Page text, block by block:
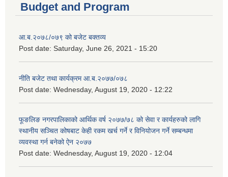
Budget and Program
आ.ब.२०७८/०७९ को बजेट बक्तव्य
Post date: Saturday, June 26, 2021 - 15:20
नीति बजेट तथा कार्यक्रम आ.ब.२०७७/०७८
Post date: Wednesday, August 19, 2020 - 12:22
फूङलिङ नगरपालिकाको आर्थिक वर्ष २०७७/७८ को सेवा र कार्यहरुको लागि
स्थानीय सञ्चित कोषबाट केही रकम खर्च गर्ने र विनियोजन गर्ने सम्बन्धमा
व्यवस्था गर्न बनेको ऐन २०७७
Post date: Wednesday, August 19, 2020 - 12:04